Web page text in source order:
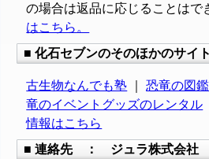
の場合は返品に応じることはで
はこちら。
■ 化石セブンのそのほかのサイト
古生物なんでも塾 ｜恐竜の図
竜のイベントグッズのレンタル
情報はこちら
■ 連絡先 ： ジュラ株式会社